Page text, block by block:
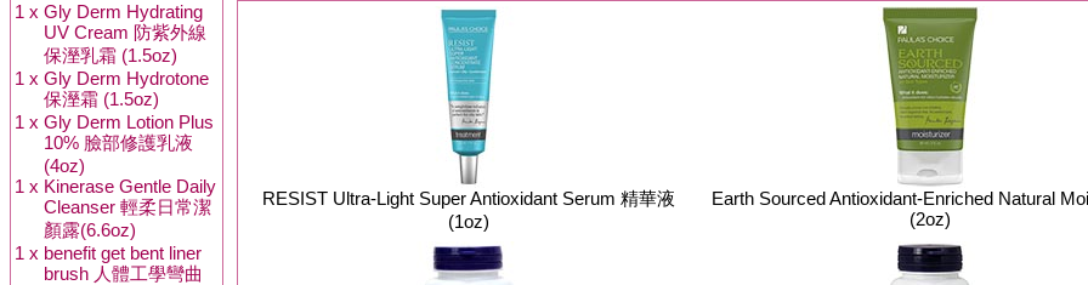
1 x Gly Derm Hydrating
UV Cream 防紫外線
保溼乳霜 (1.5oz)
1 x Gly Derm Hydrotone
保溼霜 (1.5oz)
1 x Gly Derm Lotion Plus
10% 臉部修護乳液
(4oz)
1 x Kinerase Gentle Daily
Cleanser 輕柔日常潔
顏露(6.6oz)
1 x benefit get bent liner
brush 人體工學彎曲
RESIST Ultra-Light Super Antioxidant Serum 精華液
(1oz)
Earth Sourced Antioxidant-Enriched Natural
(2oz)